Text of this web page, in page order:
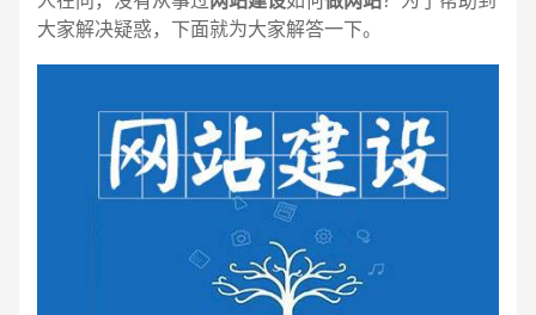
大家解决疑惑，下面就为大家解答一下。
请输入您的公司名称